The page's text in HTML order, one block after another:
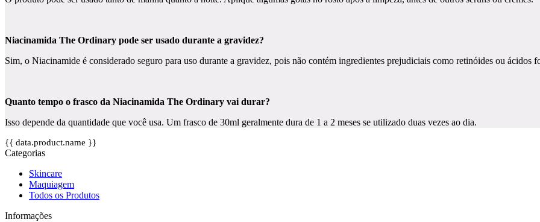
Niacinamida The Ordinary pode ser usado durante a gravidez?
Sim, o Niacinamide é considerado seguro para uso durante a gravidez, pois não contém ingredientes prejudiciais como retinóides ou ácidos
Quanto tempo o frasco da Niacinamida The Ordinary vai durar?
Isso depende da quantidade que você usa. Um frasco de 30ml geralmente dura de 1 a 2 meses se utilizado duas vezes ao dia.
{{ data.product.name }}
Categorias
Skincare
Maquiagem
Todos os Produtos
Informações